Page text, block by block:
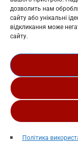
дозволить нам
сайту або унікальні
відкликання може
сайту.
Політика
play_arrow Best of the
© 1995-2026 РК
ЛОГОТИП
РЕДАКЦІЙНИЙ
СТРУКТУРА